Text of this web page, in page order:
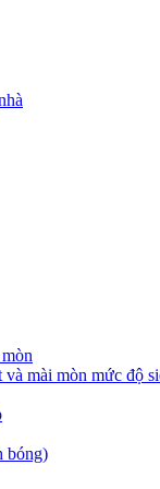
và mài mòn mức độ
bóng)